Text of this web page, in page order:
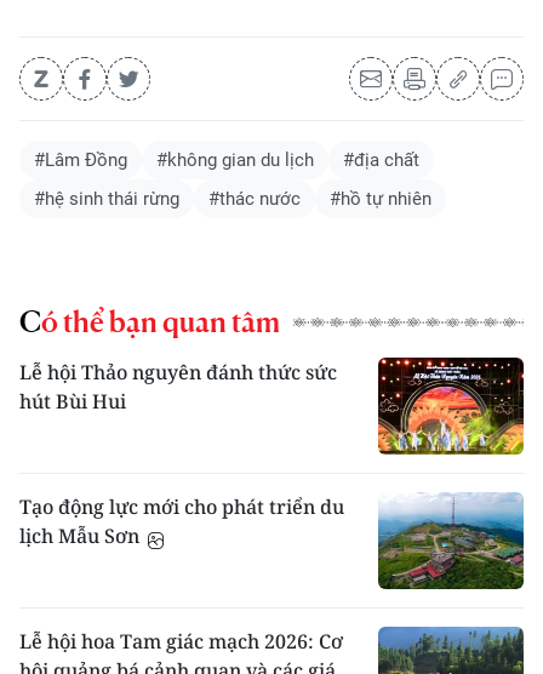
#Lâm Đồng #không gian du lịch
#địa chất
#hệ sinh thái rừng
#thác nước #hồ tự nhiên
Có thể bạn quan tâm
Lễ hội Thảo nguyên đánh thức sức
hút Bùi Hui
Tạo động lực mới cho phát triển du
lịch Mẫu Sơn
Lễ hội hoa Tam giác mạch 2026: Cơ